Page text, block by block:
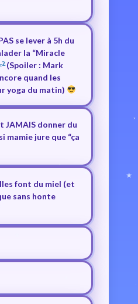
se lever à 5h du
la “Miracle
(Spoiler : Mark
quand les
yoga du matin)
JAMAIS donner du
mamie jure que “ça
font du miel (et
sans honte